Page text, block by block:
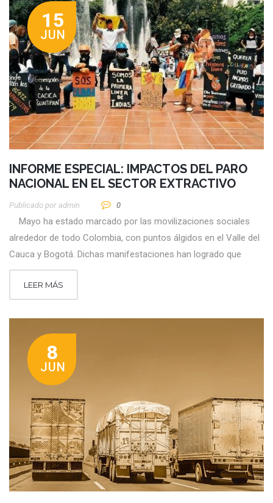
15
JUN
INFORME ESPECIAL: IMPACTOS DEL PARO
NACIONAL EN EL SECTOR EXTRACTIVO
Publicado por Admin 0
Mayo ha estado marcado por las movilizaciones sociales
alrededor de todo Colombia, con puntos álgidos en el Valle del
Cauca y Bogotá. Dichas manifestaciones han logrado que
LEER MÁS
8
JUN